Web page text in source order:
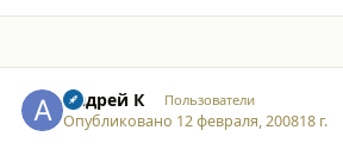
Андрей К Пользователи
Опубликовано 12 февраля, 200818 г.